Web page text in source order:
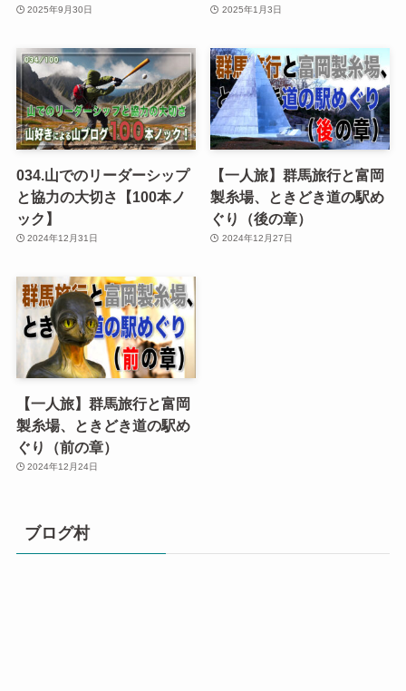
2025年9月30日 2025年1月3日
034.山でのリーダーシップ
と協力の大切さ【100本ノ
ック】
2024年12月31日
【一人旅】群馬旅行と富岡
製糸場、ときどき道の駅め
ぐり（後の章）
2024年12月27日
【一人旅】群馬旅行と富岡
製糸場、ときどき道の駅め
ぐり（前の章）
2024年12月24日
ブログ村